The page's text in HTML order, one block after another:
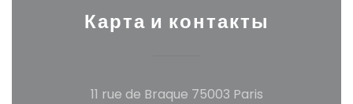
Карта и контакты
11 rue de Braque 75003 Paris((открывается